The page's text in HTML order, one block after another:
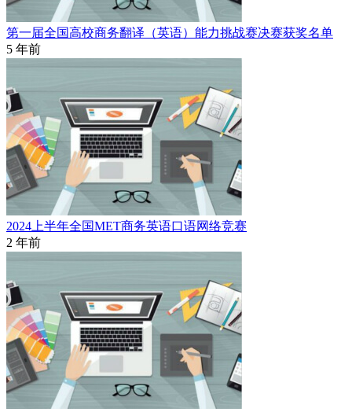
第一届全国高校商务翻译（英语）能力挑战赛决赛获奖名单
5 年前
2024上半年全国MET商务英语口语网络竞赛
2 年前